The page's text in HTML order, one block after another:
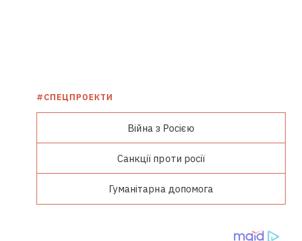
#СПЕЦПРОЕКТИ
Війна з Росією
Санкції проти росії
Гуманітарна допомога